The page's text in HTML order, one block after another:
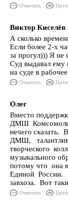
Ответить
Виктор Киселёв
А сколько
Если более 2-х
за прогул))) Я не
Суд выдавал ему
на суде в
Ответить
Олег
Вместо
ДМШ
нечего сказать.
ДМШ,
творческого
музыкального
потому что она
Единой России.
завхоза. Вот
Ответить